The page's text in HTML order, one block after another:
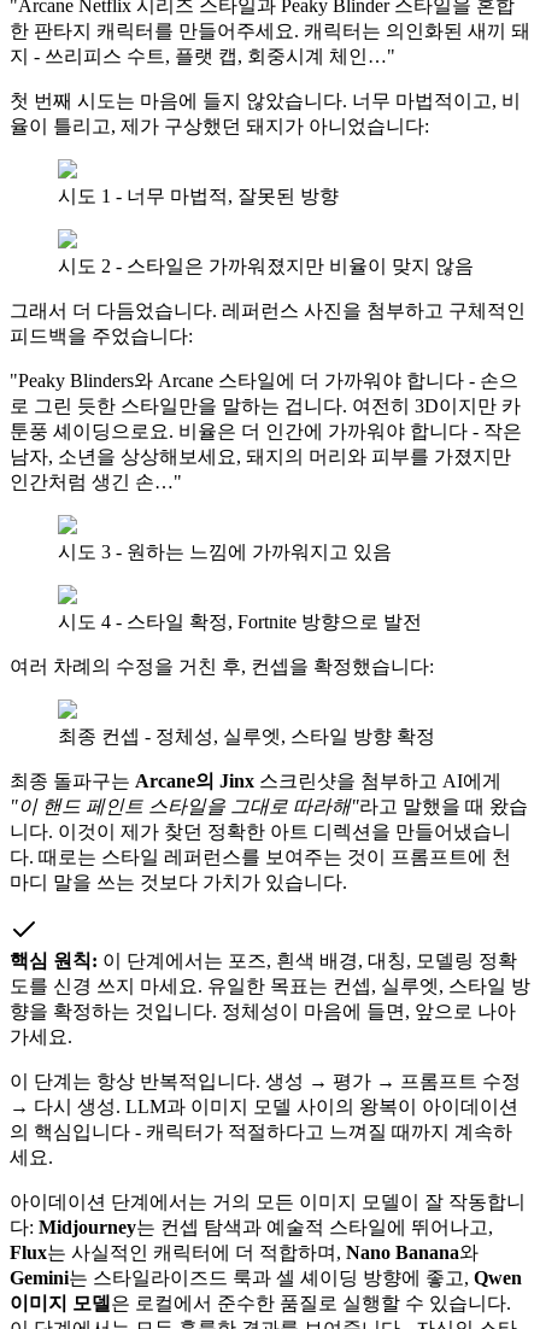
"Arcane Netflix 시리즈 스타일과 Peaky Blinder 스타일을 혼합
한 판타지 캐릭터를 만들어주세요. 캐릭터는 의인화된 새끼 돼
지 - 쓰리피스 수트, 플랫 캡, 회중시계 체인…"
첫 번째 시도는 마음에 들지 않았습니다. 너무 마법적이고, 비
율이 틀리고, 제가 구상했던 돼지가 아니었습니다:
시도 1 - 너무 마법적, 잘못된 방향
시도 2 - 스타일은 가까워졌지만 비율이 맞지 않음
그래서 더 다듬었습니다. 레퍼런스 사진을 첨부하고 구체적인
피드백을 주었습니다:
"Peaky Blinders와 Arcane 스타일에 더 가까워야 합니다 - 손으
로 그린 듯한 스타일만을 말하는 겁니다. 여전히 3D이지만 카
툰풍 셰이딩으로요. 비율은 더 인간에 가까워야 합니다 - 작은
남자, 소년을 상상해보세요, 돼지의 머리와 피부를 가졌지만
인간처럼 생긴 손…"
시도 3 - 원하는 느낌에 가까워지고 있음
시도 4 - 스타일 확정, Fortnite 방향으로 발전
여러 차례의 수정을 거친 후, 컨셉을 확정했습니다:
최종 컨셉 - 정체성, 실루엣, 스타일 방향 확정
최종 돌파구는 Arcane의 Jinx 스크린샷을 첨부하고 AI에게
"이 핸드 페인트 스타일을 그대로 따라해"라고 말했을 때 왔습
니다. 이것이 제가 찾던 정확한 아트 디렉션을 만들어냈습니
다. 때로는 스타일 레퍼런스를 보여주는 것이 프롬프트에 천
마디 말을 쓰는 것보다 가치가 있습니다.
핵심 원칙: 이 단계에서는 포즈, 흰색 배경, 대칭, 모델링 정확
도를 신경 쓰지 마세요. 유일한 목표는 컨셉, 실루엣, 스타일 방
향을 확정하는 것입니다. 정체성이 마음에 들면, 앞으로 나아
가세요.
이 단계는 항상 반복적입니다. 생성 → 평가 → 프롬프트 수정
→ 다시 생성. LLM과 이미지 모델 사이의 왕복이 아이데이션
의 핵심입니다 - 캐릭터가 적절하다고 느껴질 때까지 계속하
세요.
아이데이션 단계에서는 거의 모든 이미지 모델이 잘 작동합니
다: Midjourney는 컨셉 탐색과 예술적 스타일에 뛰어나고,
Flux는 사실적인 캐릭터에 더 적합하며, Nano Banana와
Gemini는 스타일라이즈드 룩과 셀 셰이딩 방향에 좋고, Qwen
이미지 모델 은 로컬에서 준수한 품질로 실행할 수 있습니다.